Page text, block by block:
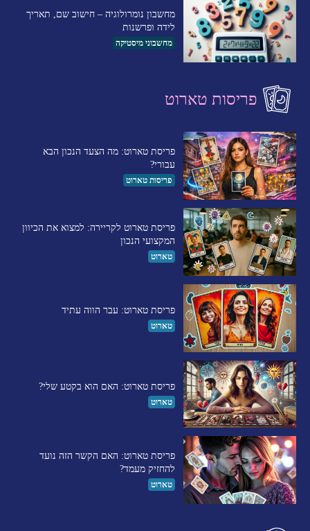
מחשבון נומרולוגיה – חישוב שם, תאריך
לידה ופרשנות
מחשבוני מיסטיקה
פריסות טארוט
פריסת טארוט: מה הצעד הנכון הבא
עבורי?
פריסות טארוט
פריסת טארוט לקריירה: למצוא את הכיוון
המקצועי הנכון
טארוט
פריסת טארוט: עבר הווה עתיד
טארוט
פריסת טארוט: האם הוא בקטע שלי?
טארוט
פריסת טארוט: האם הקשר הזה נועד
להחזיק מעמד?
טארוט